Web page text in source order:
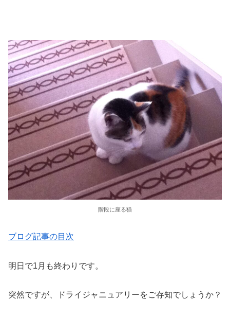
階段に座る猫
ブログ記事の目次
明日で1月も終わりです。
突然ですが、ドライジャニュアリーをご存知でしょうか？